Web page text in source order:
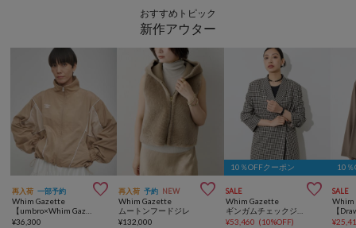
おすすめトピック
新作アウター
再入荷 一部予約 
Whim Gazette
¥36,300
再入荷 予約 NEW 
Whim Gazette
ムートンフードジレ
¥132,000
10％OFFクーポン
SALE 
Whim Gazette
¥53,460 (10%OFF)
10％
SALE
Whim
¥